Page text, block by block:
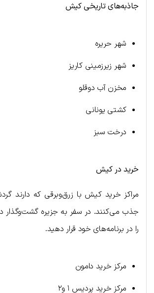
جاذبه‌های تاریخی کیش
شهر حریره
شهر زیرزمینی کاریز
مخزن آب دوقلو
کشتی یونانی
درخت سبز
خرید در کیش
مراکز خرید کیش با زرق‌وبرقی که دارند
جذب می‌کنند. در سفر به جزیره گشت‌وگذار
را در برنامه‌های خود قرار دهید.
مرکز خرید دامون
مرکز خرید پردیس ۱ و۲